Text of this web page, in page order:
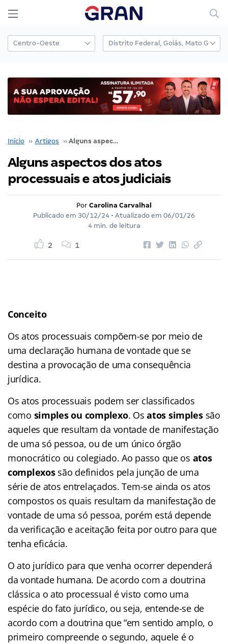
Início ›› Artigos ›› Alguns aspectos dos atos processuais e atos judiciais
Alguns aspectos dos atos
processuais e atos judiciais
Por Carolina Carvalhal
Publicado em 30/12/24 • Atualizado em 06/01/26
4 min. de leitura
2 1
Conceito
Os atos processuais compõem-se por meio de
uma declaração humana de vontade que se
destina a provocação de uma consequência
jurídica.
Os atos processuais podem ser classificados
como simples ou complexo. Os atos simples são
aqueles que resultam da vontade de manifestação
de uma só pessoa, ou de um único órgão
monocrático ou colegiado. Ao passo que os atos
complexossão definidos pela junção de uma
série de atos entrelaçados. Tem-se ainda os atos
compostos os quais resultam da manifestação de
vontade de uma só pessoa, porém está depende
da verificação e aceitação feita por outro para que
tenha eficácia.
O ato jurídico para que venha ocorrer dependerá
da vontade humana. De acordo com a doutrina
clássica o ato processual é visto como uma
espécie do fato jurídico, ou seja, entende-se de
acordo com a doutrina que “em sentido amplo, o
primeiro compreende o segundo, aquele é o